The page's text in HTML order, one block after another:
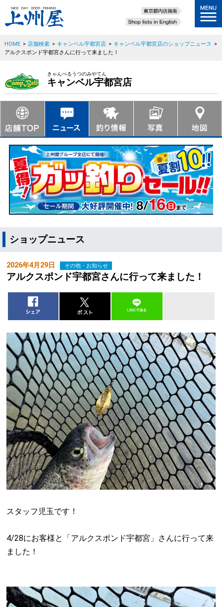
HOME > 店舗検索 > キャンベル宇都宮店 > キャンベル宇都宮店のショップニュース >
アルクスポンド宇都宮さんに行って来ました！
きゃんべるうつのみやてん
キャンベル宇都宮店
ショップニュース
2026年4月29日 その他・お知らせ
アルクスポンド宇都宮さんに行って来ました！
スタッフ児玉です！
4/28にお客様と「アルクスポンド宇都宮」さんに行って来
ました！